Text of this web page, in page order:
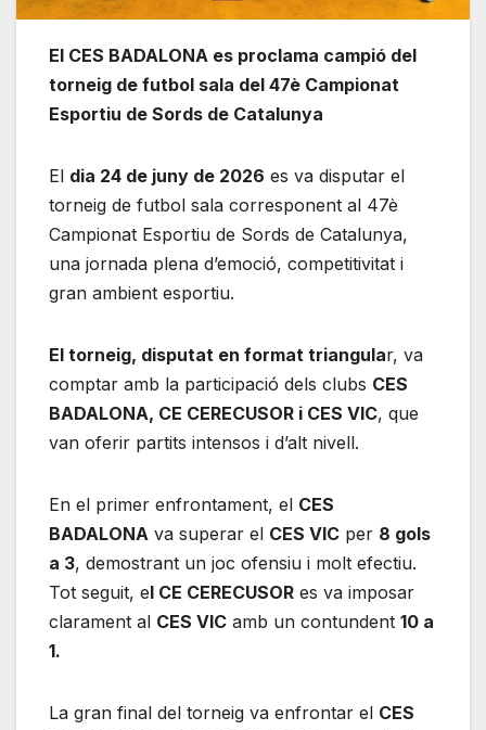
El CES BADALONA es proclama campió del
torneig de futbol sala del 47è Campionat
Esportiu de Sords de Catalunya
El dia 24 de juny de 2026 es va disputar el
torneig de futbol sala corresponent al 47è
Campionat Esportiu de Sords de Catalunya,
una jornada plena d’emoció, competitivitat i
gran ambient esportiu.
El torneig, disputat en format triangular, va
comptar amb la participació dels clubs CES
BADALONA, CE CERECUSOR i CES VIC, que
van oferir partits intensos i d’alt nivell.
En el primer enfrontament, el CES
BADALONA va superar el CES VIC per 8 gols
a 3, demostrant un joc ofensiu i molt efectiu.
Tot seguit, el CE CERECUSOR es va imposar
clarament al CES VIC amb un contundent 10 a
1.
La gran final del torneig va enfrontar el CES